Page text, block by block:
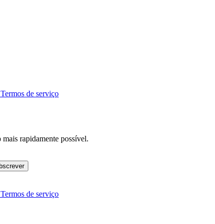
de serviço
rapidamente possível.
de serviço